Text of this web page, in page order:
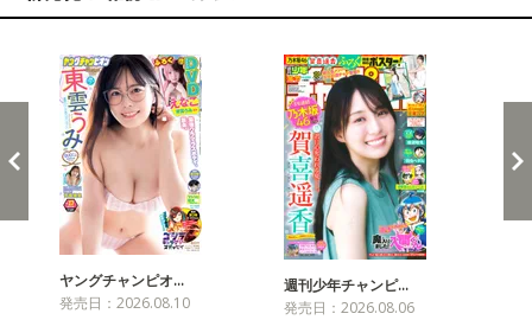
ヤングチャンピオ…
発売日：2026.08.10
週刊少年チャンピ…
発売日：2026.08.06